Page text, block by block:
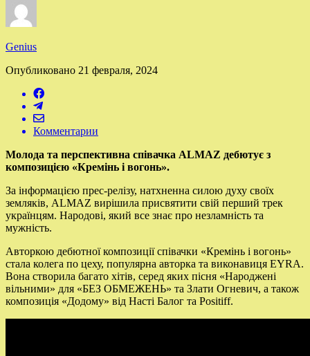
Genius
Опубликовано 21 февраля, 2024
Комментарии
Молода та перспективна співачка ALMAZ дебютує з
композицією «Кремінь і вогонь».
За інформацією прес-релізу, натхненна силою духу своїх
земляків, ALMAZ вирішила присвятити свій перший трек
українцям. Народові, який все знає про незламність та
мужність.
Авторкою дебютної композиції співачки «Кремінь і вогонь»
стала колега по цеху, популярна авторка та виконавиця EYRA.
Вона створила багато хітів, серед яких пісня «Народжені
вільними» для «БЕЗ ОБМЕЖЕНЬ» та Злати Огневич, а також
композиція «Додому» від Насті Балог та Positiff.